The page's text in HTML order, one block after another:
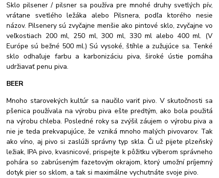
Sklo pilsener / pilsner sa používa pre mnohé druhy svetlých pív,
vrátane svetlého ležáka alebo Pilsnera, podľa ktorého nesie
názov. Pilsenery sú zvyčajne menšie ako pintové sklo, zvyčajne vo
veľkostiach 200 ml, 250 ml, 300 ml, 330 ml alebo 400 ml. (V
Európe sú bežné 500 ml.) Sú vysoké, štíhle a zužujúce sa. Tenké
sklo odhaľuje farbu a karbonizáciu piva, široké ústie pomáha
udržiavať penu piva.
BEER
Mnoho starovekých kultúr sa naučilo variť pivo. V skutočnosti sa
pšenica používala na výrobu piva ešte predtým, ako bola použitá
na výrobu chleba. Posledné roky sa zvýšil záujem o výrobu piva a
nie je teda prekvapujúce, že vzniká mnoho malých pivovarov. Tak
ako víno, aj pivo si zaslúži správny typ skla. Či už pijete plzeňský
ležiak, IPA pivo, kvasnicové, prispejte k pôžitku výberom správneho
pohára so zabrúseným fazetovým okrajom, ktorý umožní príjemný
dotyk pier so sklom, a tak si maximálne vychutnáte svoje pivo.